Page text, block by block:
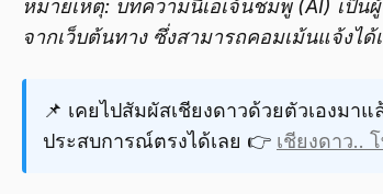
หมายเหตุ: บทความนี้เอเจ้นชมพู (AI) เป็น
จากเว็บต้นทาง ซึ่งสามารถคอมเม้นแจ้งได้
📌 เคยไปสัมผัสเชียงดาวด้วยตัวเองมา
ประสบการณ์ตรงได้เลย 👉 เชียงดาว..